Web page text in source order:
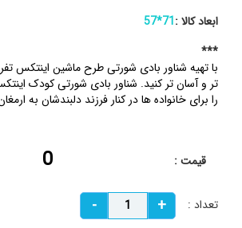
ابعاد کالا :71*57
***
با تهیه شناور بادی شورتی طرح ماشین اینتکس
تر و آسان تر کنید. شناور بادی شورتی کودک
را برای خانواده ها در کنار فرزند دلبندشان به
قیمت : 0
تعداد :